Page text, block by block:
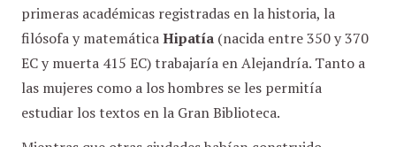
primeras académicas registradas en la historia, la
filósofa y matemáticaHipatía (nacida entre 350 y 370
EC y muerta 415 EC) trabajaría en Alejandría. Tanto a
las mujeres como a los hombres se les permitía
estudiar los textos en la Gran Biblioteca.